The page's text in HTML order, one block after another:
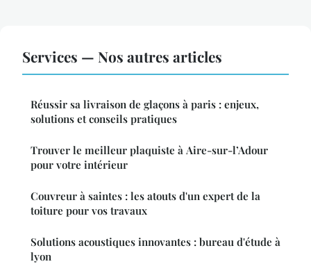
Services — Nos autres articles
Réussir sa livraison de glaçons à paris : enjeux,
solutions et conseils pratiques
Trouver le meilleur plaquiste à Aire-sur-l’Adour
pour votre intérieur
Couvreur à saintes : les atouts d'un expert de la
toiture pour vos travaux
Solutions acoustiques innovantes : bureau d'étude à
lyon